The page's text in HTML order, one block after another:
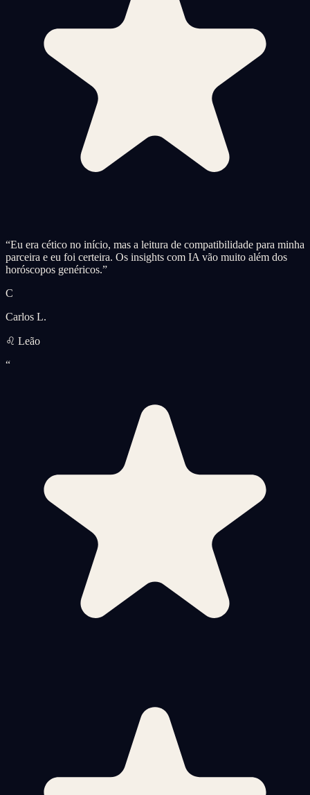
“Eu era cético no início, mas a leitura de compatibilidade para minha
parceira e eu foi certeira. Os insights com IA vão muito além dos
horóscopos genéricos.”
C
Carlos L.
♌ Leão
“